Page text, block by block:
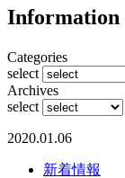
Information
Categories
select
Archives
select
2020.01.06
新着情報